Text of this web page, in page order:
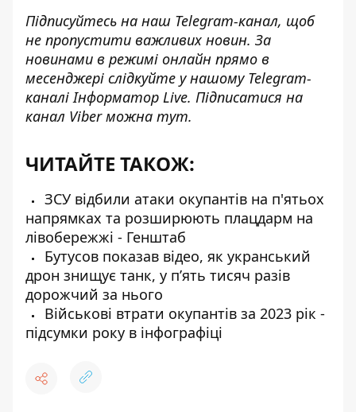
Підписуйтесь на наш Telegram-канал, щоб
не пропустити важливих новин. За
новинами в режимі онлайн прямо в
месенджері слідкуйте у нашому Telegram-
каналіІнформатор Live. Підписатися на
канал Viber можна тут.
ЧИТАЙТЕ ТАКОЖ:
ЗСУ відбили атаки окупантів на п'ятьох
напрямках та розширюють плацдарм на
лівобережжі - Генштаб
Бутусов показав відео, як укранський
дрон знищує танк, у пʼять тисяч разів
дорожчий за нього
Військові втрати окупантів за 2023 рік -
підсумки року в інфографіці